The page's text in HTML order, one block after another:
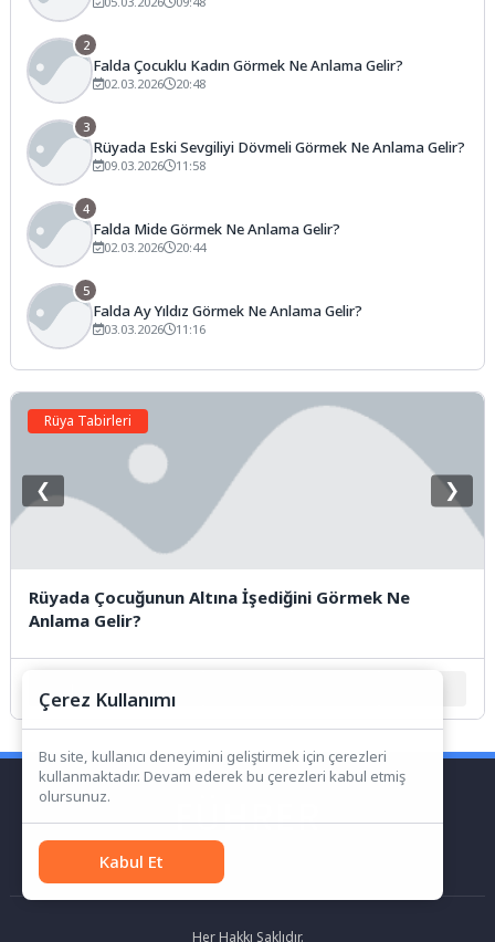
2
Falda Çocuklu Kadın Görmek Ne Anlama Gelir?
02.03.2026 20:48
3
Rüyada Eski Sevgiliyi Dövmeli Görmek Ne Anlama Gelir?
09.03.2026 11:58
4
Falda Mide Görmek Ne Anlama Gelir?
02.03.2026 20:44
5
Falda Ay Yıldız Görmek Ne Anlama Gelir?
03.03.2026 11:16
Rüya Tabirleri
Rüyada Çocuğunun Altına İşediğini Görmek Ne
Anlama Gelir?
❮ ❯
Her Hakkı Saklıdır.
Çerez Kullanımı
Bu site, kullanıcı deneyimini geliştirmek için çerezleri
kullanmaktadır. Devam ederek bu çerezleri kabul etmiş
olursunuz.
Kabul Et